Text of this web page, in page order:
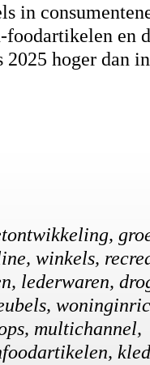
in
en
hoger dan
winkels,
lederwaren,
multichannel,